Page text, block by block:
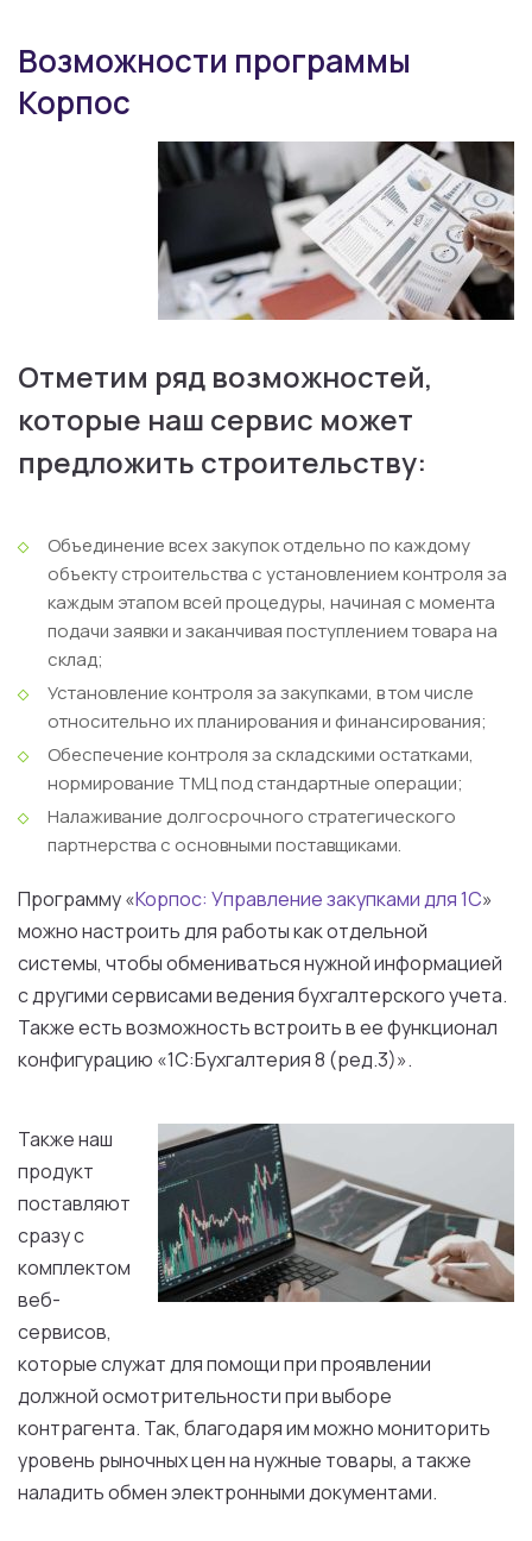
Возможности программы
Корпос
Отметим ряд возможностей,
которые наш сервис может
предложить строительству:
Объединение всех закупок отдельно по каждому
объекту строительства с установлением контроля за
каждым этапом всей процедуры, начиная с момента
подачи заявки и заканчивая поступлением товара на
склад;
Установление контроля за закупками, в том числе
относительно их планирования и финансирования;
Обеспечение контроля за складскими остатками,
нормирование ТМЦ под стандартные операции;
Налаживание долгосрочного стратегического
партнерства с основными поставщиками.
Программу «Корпос: Управление закупками для 1С»
можно настроить для работы как отдельной
системы, чтобы обмениваться нужной информацией
с другими сервисами ведения бухгалтерского учета.
Также есть возможность встроить в ее функционал
конфигурацию «1С:Бухгалтерия 8 (ред.3)».
Также наш
продукт
поставляют
сразу с
комплектом
веб-
сервисов,
которые служат для помощи при проявлении
должной осмотрительности при выборе
контрагента. Так, благодаря им можно мониторить
уровень рыночных цен на нужные товары, а также
наладить обмен электронными документами.